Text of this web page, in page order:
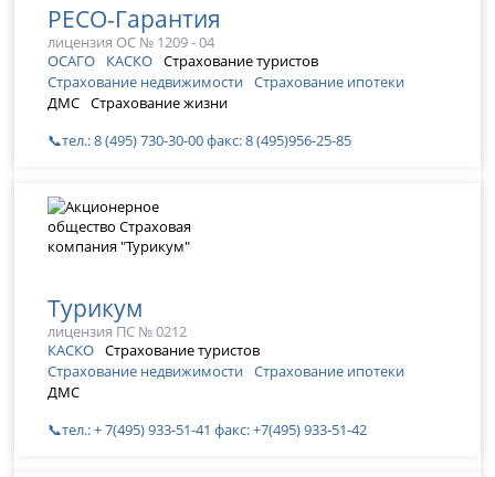
РЕСО-Гарантия
лицензия ОС № 1209 - 04
ОСАГО
КАСКО Страхование туристов
Страхование недвижимости Страхование ипотеки
ДМС Страхование жизни
📞тел.: 8 (495) 730-30-00 факс: 8 (495)956-25-85
Турикум
лицензия ПС № 0212
КАСКО Страхование туристов
Страхование недвижимости Страхование ипотеки
ДМС
📞тел.: + 7(495) 933-51-41 факс: +7(495) 933-51-42